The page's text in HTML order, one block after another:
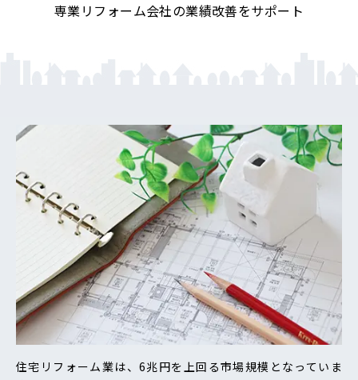
専業リフォーム会社の業績改善をサポート
住宅リフォーム業は、6兆円を上回る市場規模となっていま